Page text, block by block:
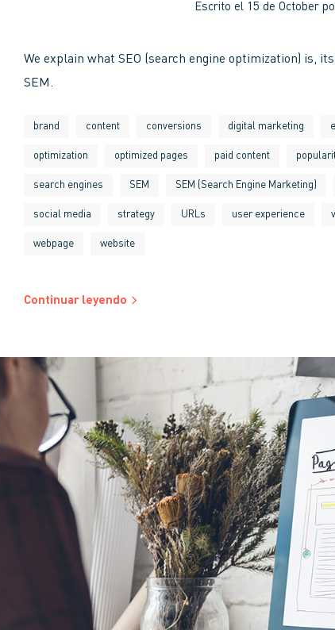
Escrito el 15 de October
We explain what SEO (search engine optimization) is,
SEM.
brand content conversions digital marketing
optimization optimized pages paid content
search engines SEM SEM (Search Engine Marketing)
social media strategy URLs user experience
webpage website
Continuar leyendo